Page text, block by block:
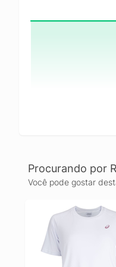
Procurando por
Você pode gostar